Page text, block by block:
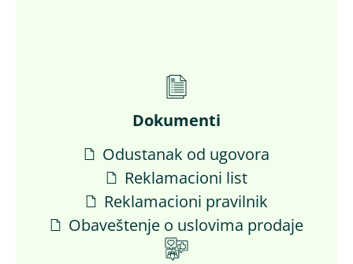
Dokumenti
Odustanak od ugovora
Reklamacioni list
Reklamacioni pravilnik
Obaveštenje o uslovima prodaje